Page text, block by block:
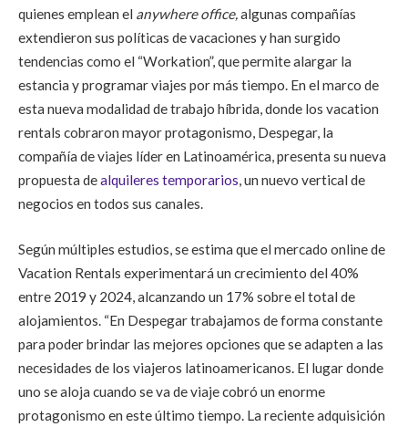
quienes emplean el anywhere office,algunas compañías
extendieron sus políticas de vacaciones y han surgido
tendencias como el “Workation”, que permite alargar la
estancia y programar viajes por más tiempo. En el marco de
esta nueva modalidad de trabajo híbrida, donde los vacation
rentals cobraron mayor protagonismo, Despegar, la
compañía de viajes líder en Latinoamérica, presenta su nueva
propuesta dealquileres temporarios, un nuevo vertical de
negocios en todos sus canales.
Según múltiples estudios, se estima que el mercado online de
Vacation Rentals experimentará un crecimiento del 40%
entre 2019 y 2024, alcanzando un 17% sobre el total de
alojamientos. “En Despegar trabajamos de forma constante
para poder brindar las mejores opciones que se adapten a las
necesidades de los viajeros latinoamericanos. El lugar donde
uno se aloja cuando se va de viaje cobró un enorme
protagonismo en este último tiempo. La reciente adquisición